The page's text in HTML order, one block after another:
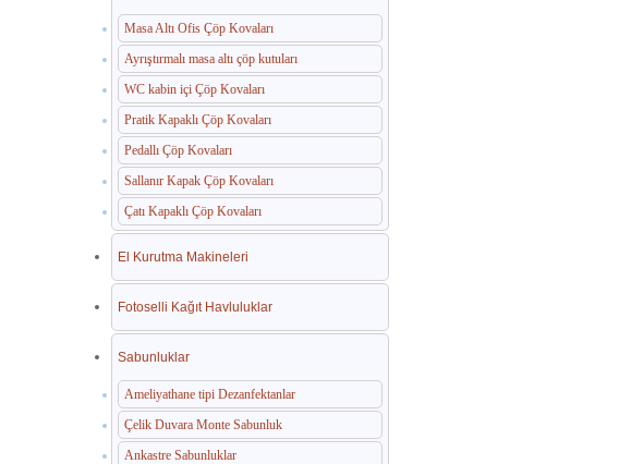
Masa Altı Ofis Çöp Kovaları
Ayrıştırmalı masa altı çöp kutuları
WC kabin içi Çöp Kovaları
Pratik Kapaklı Çöp Kovaları
Pedallı Çöp Kovaları
Sallanır Kapak Çöp Kovaları
Çatı Kapaklı Çöp Kovaları
El Kurutma Makineleri
Fotoselli Kağıt Havluluklar
Sabunluklar
Ameliyathane tipi Dezanfektanlar
Çelik Duvara Monte Sabunluk
Ankastre Sabunluklar